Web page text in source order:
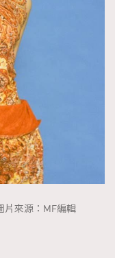
片來源：MF編輯